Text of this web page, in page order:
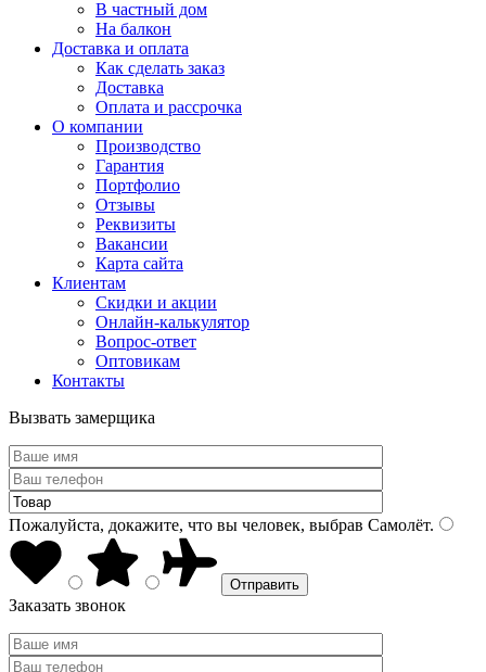
В частный дом
На балкон
Доставка и оплата
Как сделать заказ
Доставка
Оплата и рассрочка
О компании
Производство
Гарантия
Портфолио
Отзывы
Реквизиты
Вакансии
Карта сайта
Клиентам
Скидки и акции
Онлайн-калькулятор
Вопрос-ответ
Оптовикам
Контакты
Вызвать замерщика
Пожалуйста, докажите, что вы человек, выбрав Самолёт.
Заказать звонок